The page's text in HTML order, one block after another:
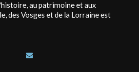
au patrimoine et aux
des Vosges et de la Lorraine est